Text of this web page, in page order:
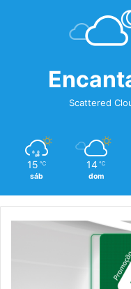
Scattered
15 ℃
sáb
14 ℃
dom